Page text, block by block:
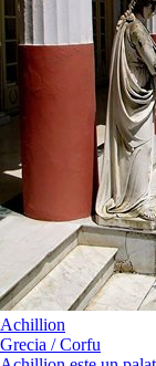
Achillion
Grecia / Corfu